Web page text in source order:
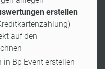
erstellen
auf den
Bp Event erstellen